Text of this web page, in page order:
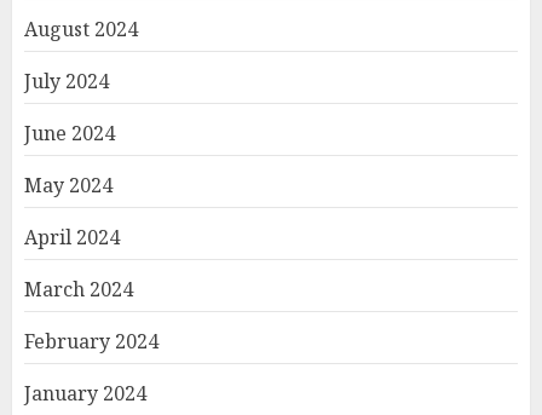
August 2024
July 2024
June 2024
May 2024
April 2024
March 2024
February 2024
January 2024